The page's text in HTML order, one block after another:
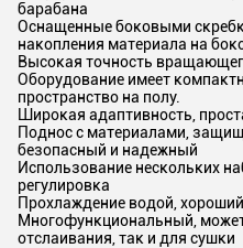
барабана
Оснащенные боковыми
накопления материала на
Высокая точность
Оборудование имеет
пространство на полу.
Широкая адаптивность,
Поднос с материалами,
безопасный и надежный
Использование нескольких
регулировка
Прохлаждение водой,
Многофункциональный,
отслаивания, так и для сушки